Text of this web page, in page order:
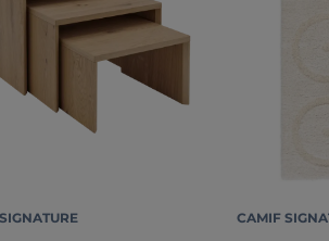
CAMIF